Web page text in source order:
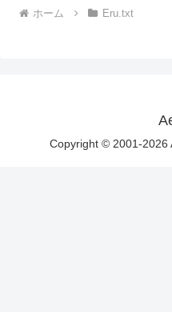
ホーム Eru.txt
Copyright © 2001-2026